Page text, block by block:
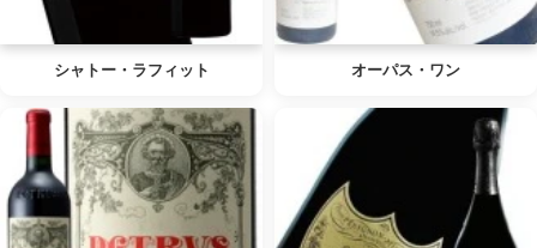
シャトー・ラフィット オーパス・ワン